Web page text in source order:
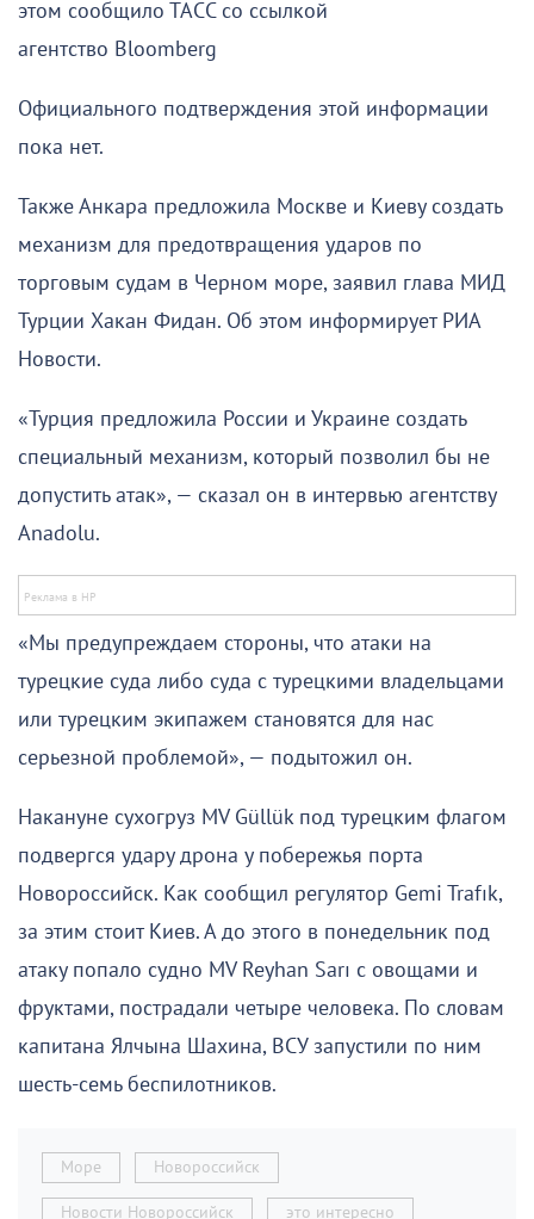
этом сообщило ТАСС со ссылкой
агентство Bloomberg
Официального подтверждения этой информации
пока нет.
Также Анкара предложила Москве и Киеву создать
механизм для предотвращения ударов по
торговым судам в Черном море, заявил глава МИД
Турции Хакан Фидан. Об этом информирует РИА
Новости.
«Турция предложила России и Украине создать
специальный механизм, который позволил бы не
допустить атак», — сказал он в интервью агентству
Anadolu.
«Мы предупреждаем стороны, что атаки на
турецкие суда либо суда с турецкими владельцами
или турецким экипажем становятся для нас
серьезной проблемой», — подытожил он.
Накануне сухогруз MV Güllük под турецким флагом
подвергся удару дрона у побережья порта
Новороссийск. Как сообщил регулятор Gemi Trafık,
за этим стоит Киев. А до этого в понедельник под
атаку попало судно MV Reyhan Sarı с овощами и
фруктами, пострадали четыре человека. По словам
капитана Ялчына Шахина, ВСУ запустили по ним
шесть-семь беспилотников.
Море Новороссийск
Новости Новороссийск это интересно